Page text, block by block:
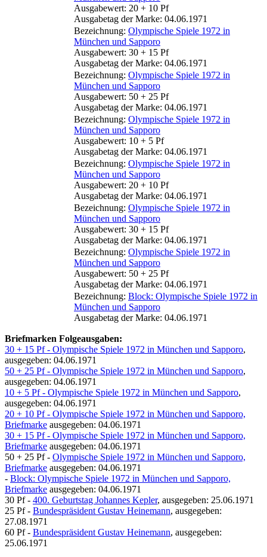
Ausgabewert: 20 + 10 Pf
Ausgabetag der Marke: 04.06.1971
Bezeichnung: Olympische Spiele 1972 in
München und Sapporo
Ausgabewert: 30 + 15 Pf
Ausgabetag der Marke: 04.06.1971
Bezeichnung: Olympische Spiele 1972 in
München und Sapporo
Ausgabewert: 50 + 25 Pf
Ausgabetag der Marke: 04.06.1971
Bezeichnung: Olympische Spiele 1972 in
München und Sapporo
Ausgabewert: 10 + 5 Pf
Ausgabetag der Marke: 04.06.1971
Bezeichnung: Olympische Spiele 1972 in
München und Sapporo
Ausgabewert: 20 + 10 Pf
Ausgabetag der Marke: 04.06.1971
Bezeichnung: Olympische Spiele 1972 in
München und Sapporo
Ausgabewert: 30 + 15 Pf
Ausgabetag der Marke: 04.06.1971
Bezeichnung: Olympische Spiele 1972 in
München und Sapporo
Ausgabewert: 50 + 25 Pf
Ausgabetag der Marke: 04.06.1971
Bezeichnung: Block: Olympische Spiele 1972 in
München und Sapporo
Ausgabetag der Marke: 04.06.1971
Briefmarken Folgeausgaben:
30 + 15 Pf - Olympische Spiele 1972 in München und Sapporo,
ausgegeben: 04.06.1971
50 + 25 Pf - Olympische Spiele 1972 in München und Sapporo,
ausgegeben: 04.06.1971
10 + 5 Pf - Olympische Spiele 1972 in München und Sapporo,
ausgegeben: 04.06.1971
20 + 10 Pf - Olympische Spiele 1972 in München und Sapporo,
Briefmarke ausgegeben: 04.06.1971
30 + 15 Pf - Olympische Spiele 1972 in München und Sapporo,
Briefmarke ausgegeben: 04.06.1971
50 + 25 Pf - Olympische Spiele 1972 in München und Sapporo,
Briefmarke ausgegeben: 04.06.1971
- Block: Olympische Spiele 1972 in München und Sapporo,
Briefmarke ausgegeben: 04.06.1971
30 Pf - 400. Geburtstag Johannes Kepler, ausgegeben: 25.06.1971
25 Pf - Bundespräsident Gustav Heinemann, ausgegeben:
27.08.1971
60 Pf - Bundespräsident Gustav Heinemann, ausgegeben:
25.06.1971